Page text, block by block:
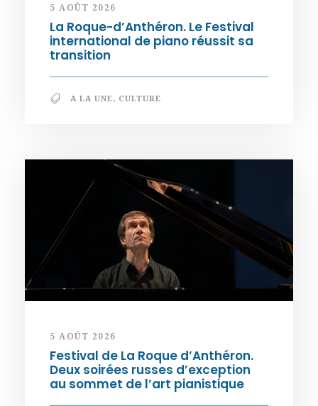
5 AOÛT 2026
La Roque-d’Anthéron. Le Festival
international de piano réussit sa
transition
A LA UNE, CULTURE
5 AOÛT 2026
Festival de La Roque d’Anthéron.
Deux soirées russes d’exception
au sommet de l’art pianistique